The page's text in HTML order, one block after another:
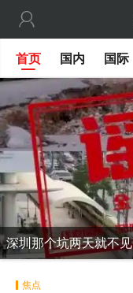

首页 国内 国际
焦点